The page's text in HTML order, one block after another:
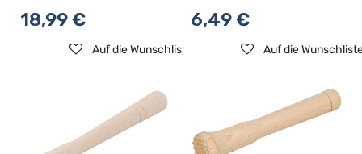
18,99€
Auf die Wunschliste
6,49€
Auf die